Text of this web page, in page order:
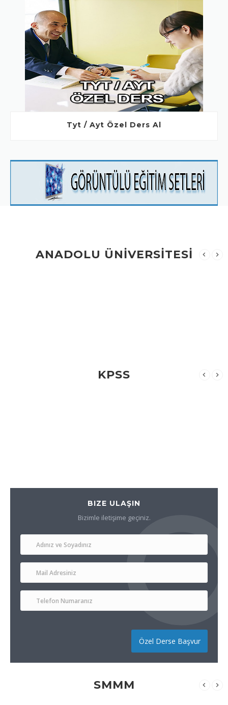
Tyt / Ayt Özel Ders Al
ANADOLU ÜNİVERSİTESİ
KPSS
BIZE ULAŞIN
Bizimle iletişime geçiniz.
Özel Derse Başvur
SMMM